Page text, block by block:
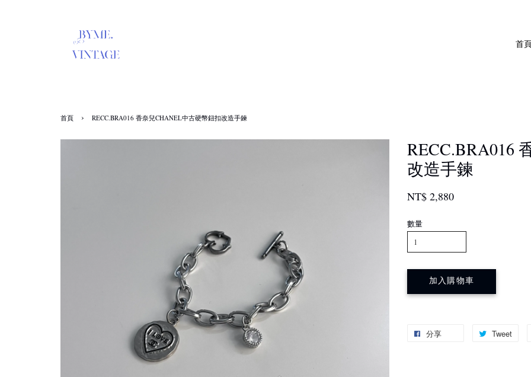
首頁
首頁 › RECC.BRA016 香奈兒CHANEL中古硬幣鈕扣改造手鍊
RECC.BRA016
改造手鍊
NT$ 2,880
數量
加入購物車
分享 Tweet